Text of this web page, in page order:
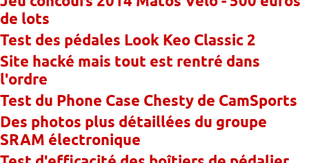
de lots
Test des pédales Look Keo Classic 2
Site hacké mais tout est rentré dans
l'ordre
Test du Phone Case Chesty de CamSports
Des photos plus détaillées du groupe
SRAM électronique